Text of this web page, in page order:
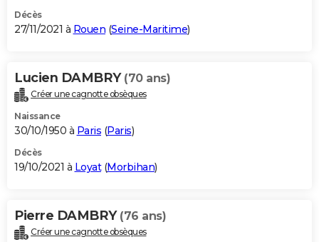
Décès
27/11/2021 à Rouen (Seine-Maritime)
Lucien DAMBRY (70 ans)
Créer une cagnotte obsèques
Naissance
30/10/1950 à Paris (Paris)
Décès
19/10/2021 à Loyat(Morbihan)
Pierre DAMBRY (76 ans)
Créer une cagnotte obsèques